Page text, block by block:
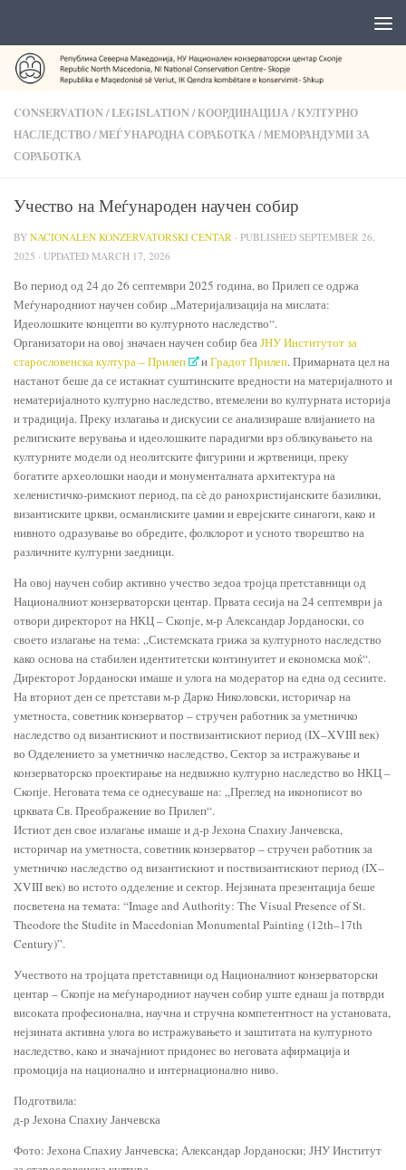
CONSERVATION /LEGISLATION /КООРДИНАЦИЈА/КУЛТУРНО
НАСЛЕДСТВО/МЕЃУНАРОДНА СОРАБОТКА/МЕМОРАНДУМИ ЗА
СОРАБОТКА
Учество на Меѓународен научен собир
BY NACIONALEN KONZERVATORSKI CENTAR · PUBLISHED SEPTEMBER 26,
2025 · UPDATED MARCH 17, 2026
Во период од 24 до 26 септември 2025 година, во Прилеп се одржа
Меѓународниот научен собир „Материјализација на мислата:
Идеолошките концепти во културното наследство“.
Организатори на овој значаен научен собир беаЈНУ Институтот за
старословенска култура – Прилеп
иГрадот Прилеп. Примарната цел на
настанот беше да се истакнат суштинските вредности на материјалното и
нематеријалното културно наследство, втемелени во културната историја
и традиција. Преку излагања и дискусии се анализираше влијанието на
религиските верувања и идеолошките парадигми врз обликувањето на
културните модели од неолитските фигурини и жртвеници, преку
богатите археолошки наоди и монументалната архитектура на
хеленистичко-римскиот период, па сè до ранохристијанските базилики,
византиските цркви, османлиските џамии и еврејските синагоги, како и
нивното одразување во обредите, фолклорот и усното творештво на
различните културни заедници.
На овој научен собир активно учество зедоа тројца претставници од
Националниот конзерваторски центар. Првата сесија на 24 септември ја
отвори директорот на НКЦ – Скопје, м-р Александар Јорданоски, со
своето излагање на тема: „Системската грижа за културното наследство
како основа на стабилен идентитетски континуитет и економска моќ“.
Директорот Јорданоски имаше и улога на модератор на една од сесиите.
На вториот ден се претстави м-р Дарко Николовски, историчар на
уметноста, советник конзерватор – стручен работник за уметничко
наследство од византискиот и поствизантискиот период (IX–XVIII век)
во Одделението за уметничко наследство, Сектор за истражување и
конзерваторско проектирање на недвижно културно наследство во НКЦ –
Скопје. Неговата тема се однесуваше на: „Преглед на иконописот во
црквата Св. Преображение во Прилеп“.
Истиот ден свое излагање имаше и д-р Јехона Спахиу Јанчевска,
историчар на уметноста, советник конзерватор – стручен работник за
уметничко наследство од византискиот и поствизантискиот период (IX–
XVIII век) во истото одделение и сектор. Нејзината презентација беше
посветена на темата: “Image and Authority: The Visual Presence of St.
Theodore the Studite in Macedonian Monumental Painting (12th–17th
Century)”.
Учеството на тројцата претставници од Националниот конзерваторски
центар – Скопје на меѓународниот научен собир уште еднаш ја потврди
високата професионална, научна и стручна компетентност на установата,
нејзината активна улога во истражувањето и заштитата на културното
наследство, како и значајниот придонес во неговата афирмација и
промоција на национално и интернационално ниво.
Подготвила:
д-р Јехона Спахиу Јанчевска
Фото: Јехона Спахиу Јанчевска; Александар Јорданоски; ЈНУ Институт